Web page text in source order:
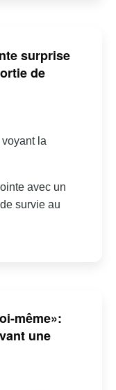
surprise
de
la
avec un
survie au
même»:
une